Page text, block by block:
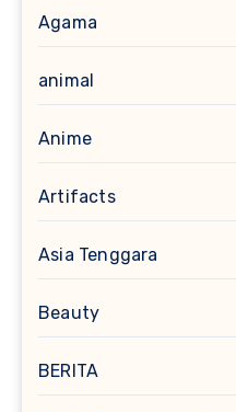
Agama
animal
Anime
Artifacts
Asia Tenggara
Beauty
BERITA